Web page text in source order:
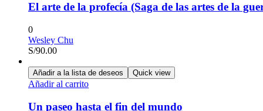
El arte de la profecía (Saga de las artes de la
0
Wesley Chu
S/90.00
Añadir a la lista de deseos Quick view
Añadir al carrito
Un paseo hasta el fin del mundo